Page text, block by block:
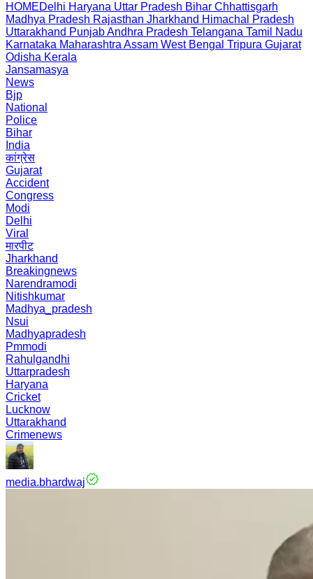
HOMEDelhi Haryana Uttar Pradesh Bihar Chhattisgarh
Madhya Pradesh Rajasthan Jharkhand Himachal Pradesh
Uttarakhand PunjabAndhra Pradesh Telangana Tamil Nadu
Karnataka Maharashtra Assam West Bengal Tripura Gujarat
Odisha Kerala
Jansamasya
News
Bjp
National
Police
Bihar
India
कांग्रेस
Gujarat
Accident
Congress
Modi
Delhi
Viral
मारपीट
Jharkhand
Breakingnews
Narendramodi
Nitishkumar
Madhya_pradesh
Nsui
Madhyapradesh
Pmmodi
Rahulgandhi
Uttarpradesh
Haryana
Cricket
Lucknow
Uttarakhand
Crimenews
media.bhardwaj